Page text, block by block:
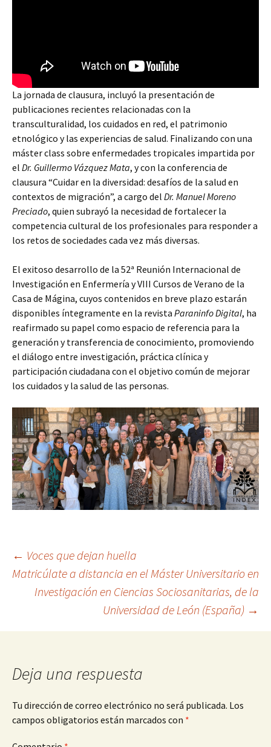
La jornada de clausura, incluyó la presentación de
publicaciones recientes relacionadas con la
transculturalidad, los cuidados en red, el patrimonio
etnológico y las experiencias de salud. Finalizando con una
máster class sobre enfermedades tropicales impartida por
el Dr. Guillermo Vázquez Mata, y con la conferencia de
clausura “Cuidar en la diversidad: desafíos de la salud en
contextos de migración”, a cargo del Dr. Manuel Moreno
Preciado, quien subrayó la necesidad de fortalecer la
competencia cultural de los profesionales para responder a
los retos de sociedades cada vez más diversas.
El exitoso desarrollo de la 52ª Reunión Internacional de
Investigación en Enfermería y VIII Cursos de Verano de la
Casa de Mágina, cuyos contenidos en breve plazo estarán
disponibles íntegramente en la revista Paraninfo Digital, ha
reafirmado su papel como espacio de referencia para la
generación y transferencia de conocimiento, promoviendo
el diálogo entre investigación, práctica clínica y
participación ciudadana con el objetivo común de mejorar
los cuidados y la salud de las personas.
Navegación
entradas
← Voces que dejan huella
Matricúlate a distancia en el Máster Universitario en
Investigación en Ciencias Sociosanitarias, de la
Universidad de León (España) →
Deja una respuesta
Tu dirección de correo electrónico no será publicada. Los
campos obligatorios están marcados con *